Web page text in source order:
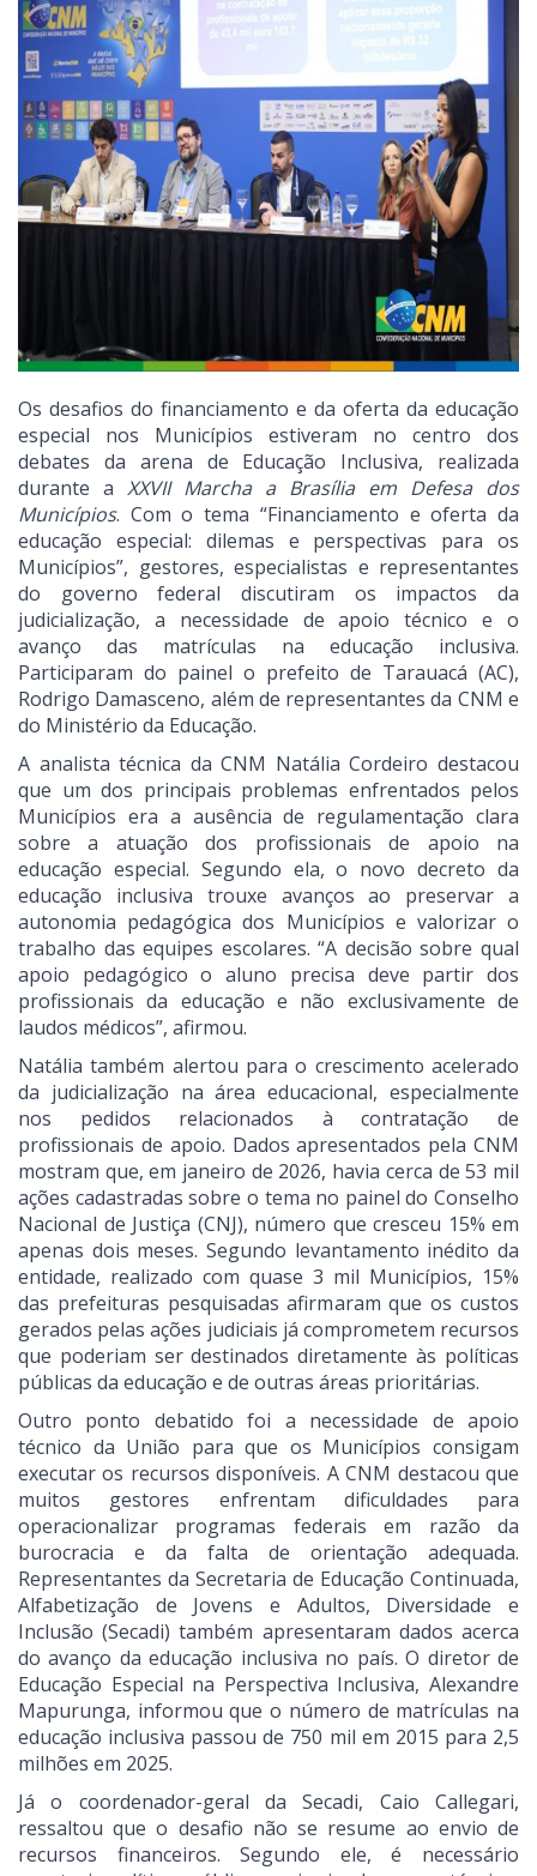
Os desafios do financiamento e da oferta da educação
especial nos Municípios estiveram no centro dos
debates da arena de Educação Inclusiva, realizada
durante a XXVII Marcha a Brasília em Defesa dos
Municípios. Com o tema “Financiamento e oferta da
educação especial: dilemas e perspectivas para os
Municípios”, gestores, especialistas e representantes
do governo federal discutiram os impactos da
judicialização, a necessidade de apoio técnico e o
avanço das matrículas na educação inclusiva.
Participaram do painel o prefeito de Tarauacá (AC),
Rodrigo Damasceno, além de representantes da CNM e
do Ministério da Educação.
A analista técnica da CNM Natália Cordeiro destacou
que um dos principais problemas enfrentados pelos
Municípios era a ausência de regulamentação clara
sobre a atuação dos profissionais de apoio na
educação especial. Segundo ela, o novo decreto da
educação inclusiva trouxe avanços ao preservar a
autonomia pedagógica dos Municípios e valorizar o
trabalho das equipes escolares. “A decisão sobre qual
apoio pedagógico o aluno precisa deve partir dos
profissionais da educação e não exclusivamente de
laudos médicos”, afirmou.
Natália também alertou para o crescimento acelerado
da judicialização na área educacional, especialmente
nos pedidos relacionados à contratação de
profissionais de apoio. Dados apresentados pela CNM
mostram que, em janeiro de 2026, havia cerca de 53 mil
ações cadastradas sobre o tema no painel do Conselho
Nacional de Justiça (CNJ), número que cresceu 15% em
apenas dois meses. Segundo levantamento inédito da
entidade, realizado com quase 3 mil Municípios, 15%
das prefeituras pesquisadas afirmaram que os custos
gerados pelas ações judiciais já comprometem recursos
que poderiam ser destinados diretamente às políticas
públicas da educação e de outras áreas prioritárias.
Outro ponto debatido foi a necessidade de apoio
técnico da União para que os Municípios consigam
executar os recursos disponíveis. A CNM destacou que
muitos gestores enfrentam dificuldades para
operacionalizar programas federais em razão da
burocracia e da falta de orientação adequada.
Representantes da Secretaria de Educação Continuada,
Alfabetização de Jovens e Adultos, Diversidade e
Inclusão (Secadi) também apresentaram dados acerca
do avanço da educação inclusiva no país. O diretor de
Educação Especial na Perspectiva Inclusiva, Alexandre
Mapurunga, informou que o número de matrículas na
educação inclusiva passou de 750 mil em 2015 para 2,5
milhões em 2025.
Já o coordenador-geral da Secadi, Caio Callegari,
ressaltou que o desafio não se resume ao envio de
recursos financeiros. Segundo ele, é necessário